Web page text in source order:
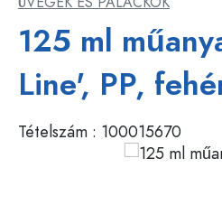
Tárolók
Edények
Kozmetikai tartályok
125 ml
Line', PP,
Tételszám : 100015670